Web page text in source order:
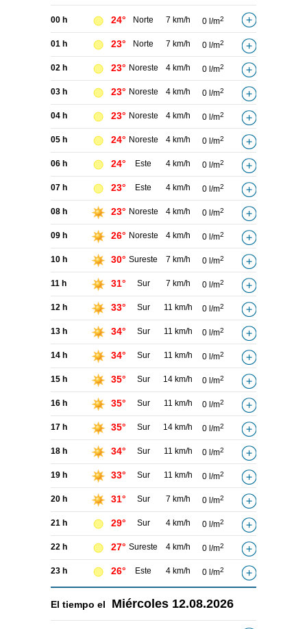
00 h 24° Norte 7 km/h 0 l/m2
01 h 23° Norte 7 km/h 0 l/m2
02 h 23° Noreste 4 km/h 0 l/m2
03 h 23° Noreste 4 km/h 0 l/m2
04 h 23° Noreste 4 km/h 0 l/m2
05 h 24° Noreste 4 km/h 0 l/m2
06 h 24° Este 4 km/h 0 l/m2
07 h 23° Este 4 km/h 0 l/m2
08 h 23° Noreste 4 km/h 0 l/m2
09 h 26° Noreste 4 km/h 0 l/m2
10 h 30° Sureste 7 km/h 0 l/m2
11 h 31° Sur 7 km/h 0 l/m2
12 h 33° Sur 11 km/h 0 l/m2
13 h 34° Sur 11 km/h 0 l/m2
14 h 34° Sur 11 km/h 0 l/m2
15 h 35° Sur 14 km/h 0 l/m2
16 h 35° Sur 11 km/h 0 l/m2
17 h 35° Sur 14 km/h 0 l/m2
18 h 34° Sur 11 km/h 0 l/m2
19 h 33° Sur 11 km/h 0 l/m2
20 h 31° Sur 7 km/h 0 l/m2
21 h 29° Sur 4 km/h 0 l/m2
22 h 27° Sureste 4 km/h 0 l/m2
23 h 26° Este 4 km/h 0 l/m2
El tiempo el Miércoles 12.08.2026